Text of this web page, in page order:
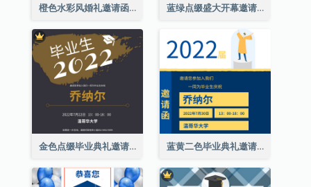
橙色水彩风婚礼邀请函 蓝绿点缀盛大开幕邀请函
金色点缀毕业典礼邀请函 蓝黄二色毕业典礼邀请函